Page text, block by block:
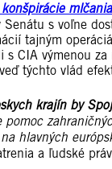
Senátu s voľne
tajným
s CIA výmenou
týchto vlád
krajín by
hlavných
a ľudské